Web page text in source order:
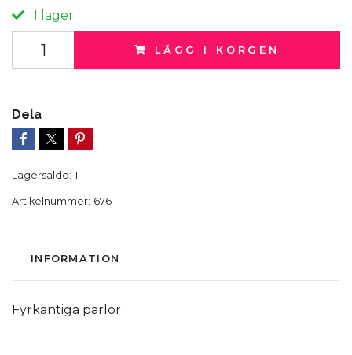
I lager.
LÄGG I KORGEN
Dela
Lagersaldo: 1
Artikelnummer: 676
INFORMATION
Fyrkantiga pärlor